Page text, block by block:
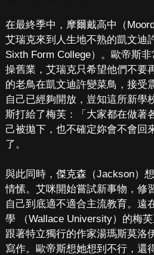
在最終季中，摩爾戴高中（
艾瑞克來到人生地不熟的凱文迪
Sixth Form College）。歐帝斯
操舊業，艾瑞克只希望他們不要
的老鳥在凱文迪許變菜鳥，接受
自己已經夠開放，豈知這所新學
斯打給了梅芙：「大家都在做著
己被拋下，也不確定妳會不會回
了。
與此同時，傑克森（Jackson）
情愫。艾咪開始嘗試新事物，修
自己到底適不適合主流教育。遠
學 （Wallace University）的梅
跟著特立獨行的作家湯瑪斯莫洛
寫作。歐帝斯想她想到不行，還